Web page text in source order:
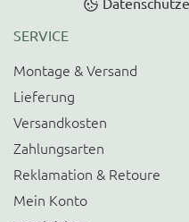
SERVICE
Montage & Versand
Lieferung
Versandkosten
Zahlungsarten
Reklamation & Retoure
Mein Konto